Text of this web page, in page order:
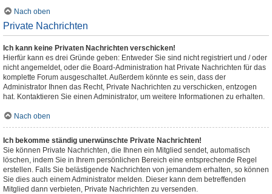
Nach oben
Private Nachrichten
Ich kann keine Privaten Nachrichten verschicken!
Hierfür kann es drei Gründe geben: Entweder Sie sind nicht registriert und / oder
nicht angemeldet, oder die Board-Administration hat Private Nachrichten für das
komplette Forum ausgeschaltet. Außerdem könnte es sein, dass der
Administrator Ihnen das Recht, Private Nachrichten zu verschicken, entzogen
hat. Kontaktieren Sie einen Administrator, um weitere Informationen zu erhalten.
Nach oben
Ich bekomme ständig unerwünschte Private Nachrichten!
Sie können Private Nachrichten, die Ihnen ein Mitglied sendet, automatisch
löschen, indem Sie in Ihrem persönlichen Bereich eine entsprechende Regel
erstellen. Falls Sie belästigende Nachrichten von jemandem erhalten, so können
Sie dies auch einem Administrator melden. Dieser kann dem betreffenden
Mitglied dann verbieten, Private Nachrichten zu versenden.